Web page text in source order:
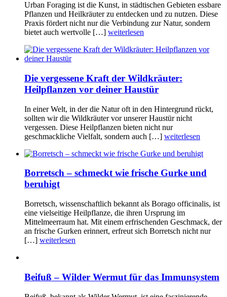
Urban Foraging ist die Kunst, in städtischen Gebieten essbare
Pflanzen und Heilkräuter zu entdecken und zu nutzen. Diese
Praxis fördert nicht nur die Verbindung zur Natur, sondern
bietet auch wertvolle […] weiterlesen
Die vergessene Kraft der Wildkräuter:
Heilpflanzen vor deiner Haustür
In einer Welt, in der die Natur oft in den Hintergrund rückt,
sollten wir die Wildkräuter vor unserer Haustür nicht
vergessen. Diese Heilpflanzen bieten nicht nur
geschmackliche Vielfalt, sondern auch […] weiterlesen
Borretsch – schmeckt wie frische Gurke und
beruhigt
Borretsch, wissenschaftlich bekannt als Borago officinalis, ist
eine vielseitige Heilpflanze, die ihren Ursprung im
Mittelmeerraum hat. Mit einem erfrischenden Geschmack, der
an frische Gurken erinnert, erfreut sich Borretsch nicht nur
[…] weiterlesen
Beifuß – Wilder Wermut für das Immunsystem